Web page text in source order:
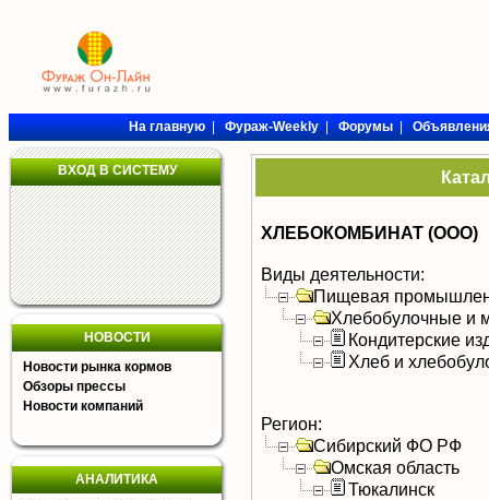
На главную|Фураж-Weekly|Форумы|
ВХОД В СИСТЕМУ
НОВОСТИ
Новости рынка кормов
Обзоры прессы
Новости компаний
АНАЛИТИКА
ХЛЕБОКОМБИНАТ (ООО)
Виды деятельности:
Пищевая
Хлебобулочные и
Кондитерские
Хлеб и
Регион:
Сибирский ФО РФ
Омская область
Тюкалинск